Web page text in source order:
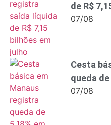
de R$
07/08
Cesta
queda
07/08